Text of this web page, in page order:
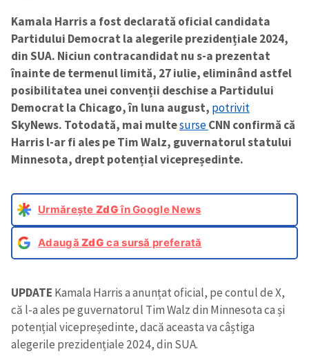
Kamala Harris a fost declarată oficial candidata
Partidului Democrat la alegerile prezidențiale 2024,
din SUA. Niciun contracandidat nu s-a prezentat
înainte de termenul limită, 27 iulie, eliminând astfel
posibilitatea unei convenții deschise a Partidului
Democrat la Chicago, în luna august, potrivit
SkyNews. Totodată, mai multesurseCNN confirmă că
Harris l-ar fi ales pe Tim Walz, guvernatorul statului
Minnesota, drept potențial vicepreședinte.
Urmărește ZdGîn Google News
AdaugăZdG ca sursă preferată
UPDATE Kamala Harris a anunțat oficial, pe contul de X,
că l-a ales pe guvernatorul Tim Walz din Minnesota ca și
potențial vicepreședinte, dacă aceasta va câștiga
alegerile prezidențiale 2024, din SUA.